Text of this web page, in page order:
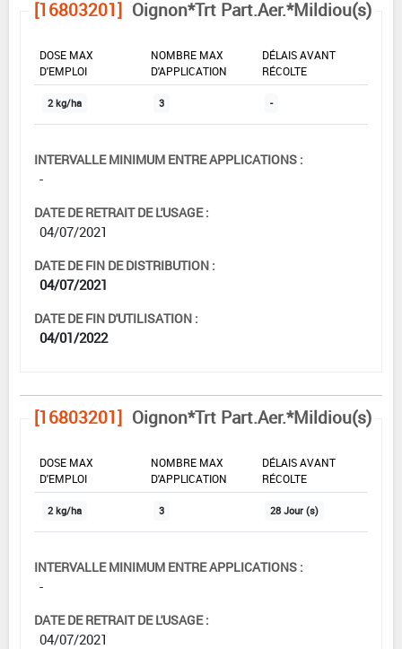
[16803201] Oignon*Trt Part.Aer.*Mildiou(s)
DOSE MAX
D'EMPLOI
NOMBRE MAX
D'APPLICATION
DÉLAIS AVANT
RÉCOLTE
2 kg/ha 3 -
INTERVALLE MINIMUM ENTRE APPLICATIONS :
-
DATE DE RETRAIT DE L'USAGE :
04/07/2021
DATE DE FIN DE DISTRIBUTION :
04/07/2021
DATE DE FIN D'UTILISATION :
04/01/2022
[16803201] Oignon*Trt Part.Aer.*Mildiou(s)
DOSE MAX
D'EMPLOI
NOMBRE MAX
D'APPLICATION
DÉLAIS AVANT
RÉCOLTE
2 kg/ha 3 28 Jour (s)
INTERVALLE MINIMUM ENTRE APPLICATIONS :
-
DATE DE RETRAIT DE L'USAGE :
04/07/2021